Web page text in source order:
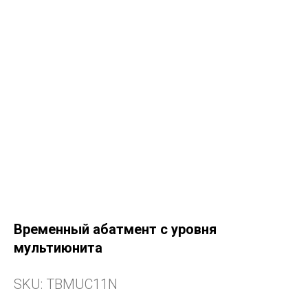
Временный абатмент с уровня
мультиюнита
SKU: TBMUC11N